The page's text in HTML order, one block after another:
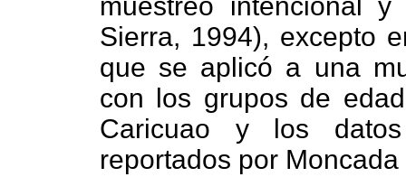
muestreo intencional
Sierra, 1994), excepto
que se aplicó a una
con los grupos de
Caricuao y los
reportados por